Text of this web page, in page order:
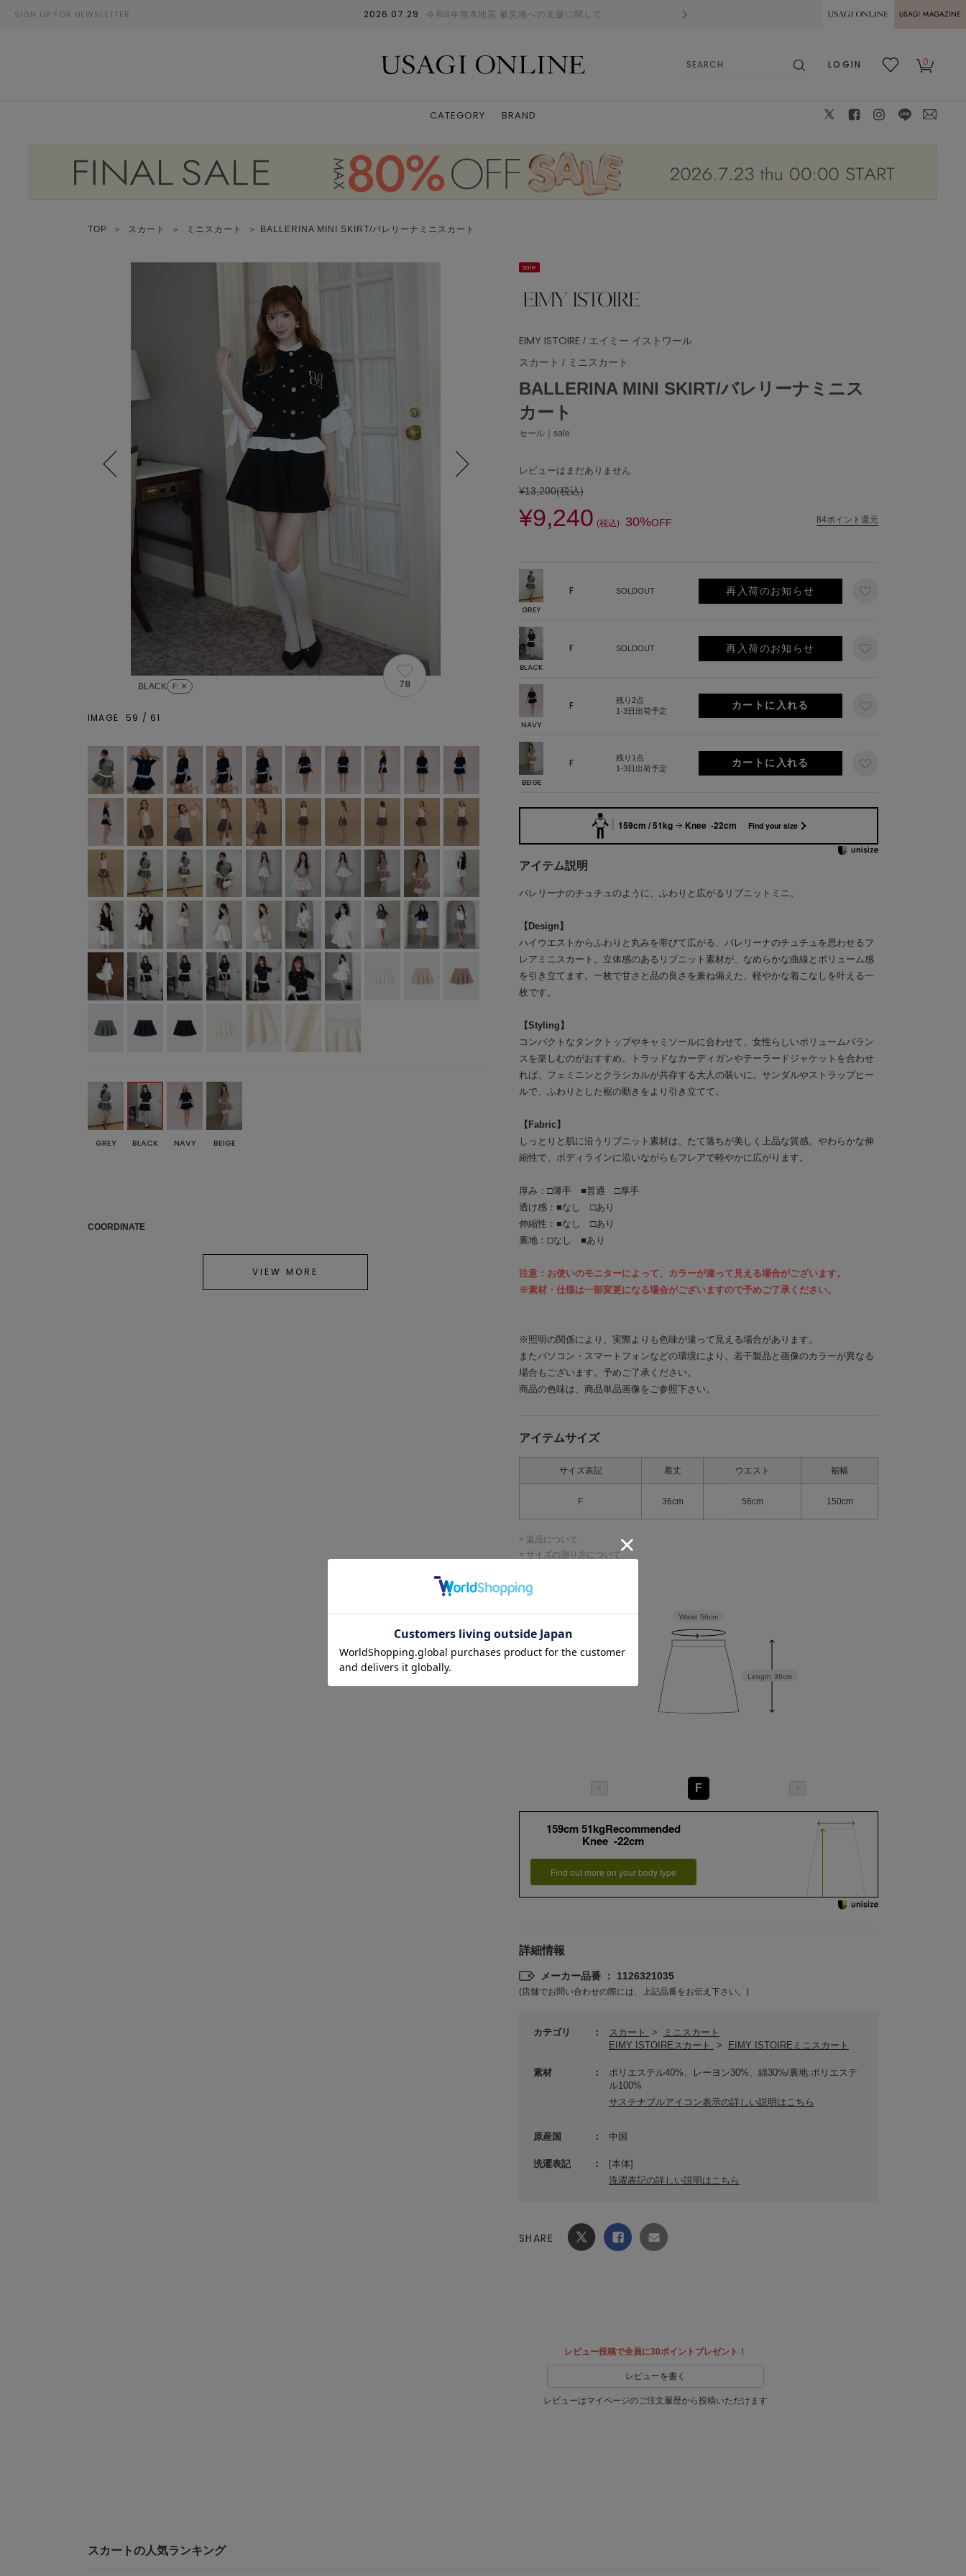
SIGN UP FOR NEWSLETTER 2026.07.29 令和8年熊本地震 被災地への支援に関して 熊本県熊本地方を震源とする地震の影響に
MAGAZINE
LOGIN
0
CATEGORY BRAND
TOP ＞ スカート ＞ ミニスカート ＞ BALLERINA MINI SKIRT/バレリーナミニスカート
sale
EIMY ISTOIRE / エイミー イストワール
スカート / ミニスカート
BALLERINA MINI SKIRT/バレリーナミニス
カート
セール｜sale
レビューはまだありません
¥13,200(税込)
¥9,240 (税込) 30%OFF 84ポイント還元
GREY
F SOLDOUT 再入荷のお知らせ
BLACK
F SOLDOUT 再入荷のお知らせ
NAVY
F
残り2点
1-3日出荷予定
BEIGE
F
残り1点
1-3日出荷予定
159cm / 51kg Knee -22cm Find your size
アイテム説明
バレリーナのチュチュのように、ふわりと広がるリブニットミニ。
【Design】
ハイウエストからふわりと丸みを帯びて広がる、バレリーナのチュチュを思わせるフ
レアミニスカート。立体感のあるリブニット素材が、なめらかな曲線とボリューム感
を引き立てます。一枚で甘さと品の良さを兼ね備えた、軽やかな着こなしを叶える一
枚です。
【Styling】
コンパクトなタンクトップやキャミソールに合わせて、女性らしいボリュームバラン
スを楽しむのがおすすめ。トラッドなカーディガンやテーラードジャケットを合わせ
れば、フェミニンとクラシカルが共存する大人の装いに。サンダルやストラップヒー
ルで、ふわりとした裾の動きをより引き立てて。
【Fabric】
しっとりと肌に沿うリブニット素材は、たて落ちが美しく上品な質感。やわらかな伸
縮性で、ボディラインに沿いながらもフレアで軽やかに広がります。
厚み：□薄手 ■普通 □厚手
透け感：■なし □あり
伸縮性：■なし □あり
裏地：□なし ■あり
注意：お使いのモニターによって、カラーが違って見える場合がございます。
※素材・仕様は一部変更になる場合がございますので予めご了承ください。
※照明の関係により、実際よりも色味が違って見える場合があります。
またパソコン・スマートフォンなどの環境により、若干製品と画像のカラーが異なる
場合もございます。予めご了承ください。
商品の色味は、商品単品画像をご参照下さい。
アイテムサイズ
サイズ表記 着丈 ウエスト 裾幅
F 36cm 56cm 150cm
> 返品について
> サイズの測り方について
Length 36cm
Waist 56cm
F
159cm 51kgRecommended
Knee -22cm
Find out more on your body type
詳細情報
メーカー品番 ： 1126321035
(店舗でお問い合わせの際には、上記品番をお伝え下さい。)
カテゴリ スカート >
ミニスカート
EIMY ISTOIREスカート
> EIMY ISTOIREミニスカート
素材
ポリエステル40%、レーヨン30%、綿30%/裏地:ポリエステ
ル100%
サステナブルアイコン表示の詳しい説明はこちら
原産国 中国
洗濯表記
[本体]
洗濯表記の詳しい説明はこちら
SHARE
BLACK F: ✕ 78
IMAGE 59 / 61
GREY BLACK NAVY BEIGE
COORDINATE
VIEW MORE
レビュー投稿で全員に30ポイントプレゼント！
レビューを書く
レビューはマイページのご注文履歴から投稿いただけます
スカートの人気ランキング